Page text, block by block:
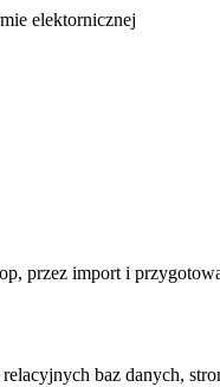
elektornicznej
przez import i
baz danych,